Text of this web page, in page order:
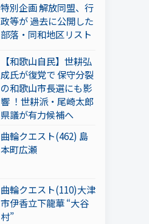
特別企画 解放同盟、行
政等が 過去に公開した
部落・同和地区リスト
【和歌山自民】世耕弘
成氏が復党で 保守分裂
の和歌山市長選にも影
響 ！世耕派・尾崎太郎
県議が有力候補へ
曲輪クエスト(462) 島
本町広瀬
曲輪クエスト(110)大津
市伊香立下龍華 “大谷
村”